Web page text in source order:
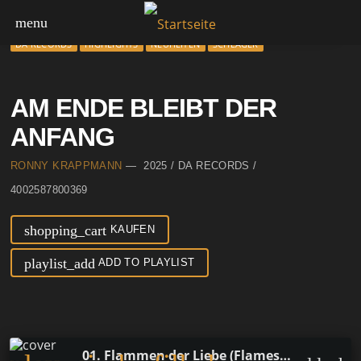
menu
DA RECORDS HIGHLIGHTS NEUHEITEN SCHLAGER
AM ENDE BLEIBT DER
ANFANG
RONNY KRAPPMANN — 2025 / DA RECORDS /
4002587800369
shopping_cart KAUFEN
playlist_add ADD TO PLAYLIST
01. Flammen der Liebe (Flames of Love Remix)